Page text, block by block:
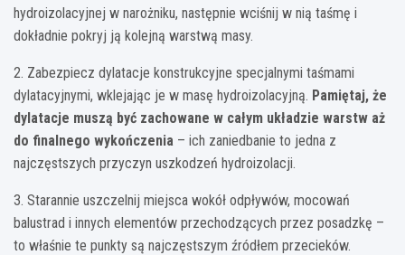
hydroizolacyjnej w narożniku, następnie wciśnij w nią taśmę i
dokładnie pokryj ją kolejną warstwą masy.
2. Zabezpiecz dylatacje konstrukcyjne specjalnymi taśmami
dylatacyjnymi, wklejając je w masę hydroizolacyjną. Pamiętaj, że
dylatacje muszą być zachowane w całym układzie warstw aż
do finalnego wykończenia – ich zaniedbanie to jedna z
najczęstszych przyczyn uszkodzeń hydroizolacji.
3. Starannie uszczelnij miejsca wokół odpływów, mocowań
balustrad i innych elementów przechodzących przez posadzkę –
to właśnie te punkty są najczęstszym źródłem przecieków.